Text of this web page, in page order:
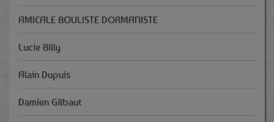
AMICALE BOULISTE DORMANISTE
Lucie Billy
Alain Dupuis
Damien Gilbaut